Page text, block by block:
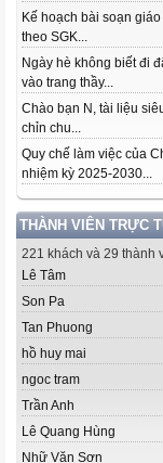
Kế hoạch bài soạn
theo SGK...
Ngày hè không biết đi
vào trang thầy...
Chào bạn N, tài liệu
chỉn chu...
Quy chế làm việc của
nhiệm kỳ 2025-2030...
THÀNH VIÊN TRỰC
221 khách và 29 thành
Lê Tâm
Son Pa
Tan Phuong
hồ huy mai
ngoc tram
Trần Anh
Lê Quang Hùng
Nhữ Văn Sơn